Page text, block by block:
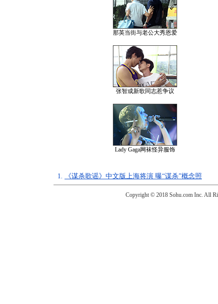
那英当街与老公大秀恩爱
张智成新歌同志惹争议
Lady Gaga网袜怪异服饰
1. 《谋杀歌谣》中文版上海将演 曝“谋杀”概念照
Copyright © 2018 Sohu.com Inc. All